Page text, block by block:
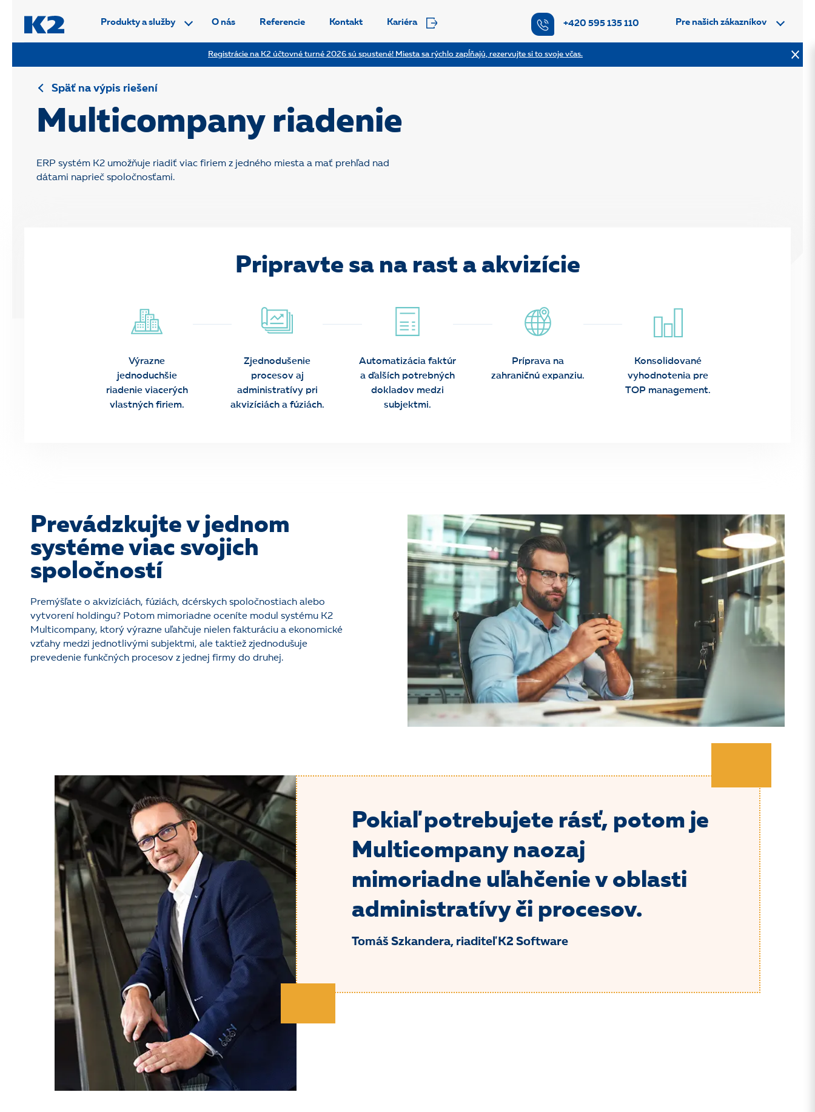
Registrácie na K2 účtovné turné 2026 sú spustené! Miesta sa rýchlo zapĺňajú, rezervujte si to svoje včas.
Produkty a služby O nás Referencie Kontakt Kariéra +420 595 135 110 Pre našich zákazníkov
Späť na výpis riešení
Multicompany riadenie
ERP systém K2 umožňuje riadiť viac firiem z jedného miesta a mať prehľad nad
dátami naprieč spoločnosťami.
Pripravte sa na rast a akvizície
Výrazne
jednoduchšie
riadenie viacerých
vlastných firiem.
Zjednodušenie
procesov aj
administratívy pri
akvizíciách a fúziách.
Automatizácia faktúr
a ďalších potrebných
dokladov medzi
subjektmi.
Príprava na
zahraničnú expanziu.
Konsolidované
vyhodnotenia pre
TOP management.
Prevádzkujte v jednom
systéme viac svojich
spoločností
Premýšľate o akvizíciách, fúziách, dcérskych spoločnostiach alebo
vytvorení holdingu? Potom mimoriadne oceníte modul systému K2
Multicompany, ktorý výrazne uľahčuje nielen fakturáciu a ekonomické
vzťahy medzi jednotlivými subjektmi, ale taktiež zjednodušuje
prevedenie funkčných procesov z jednej firmy do druhej.
Pokiaľ potrebujete rásť, potom je
Multicompany naozaj
mimoriadne uľahčenie v oblasti
administratívy či procesov.
Tomáš Szkandera, riaditeľ K2 Software